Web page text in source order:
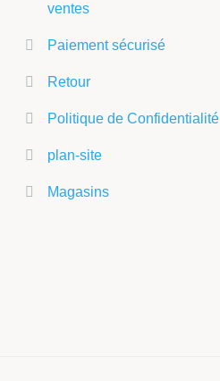
ventes
Paiement sécurisé
Retour
Politique de Confidentialité
plan-site
Magasins